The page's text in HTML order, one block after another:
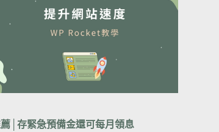
│存緊急預備金還可每月領息